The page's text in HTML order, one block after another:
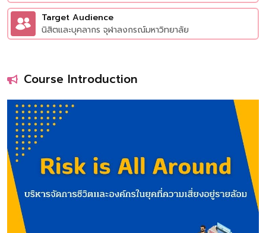
Target Audience
นิสิตและบุคลากร จุฬาลงกรณ์มหาวิทยาลัย
Course Introduction